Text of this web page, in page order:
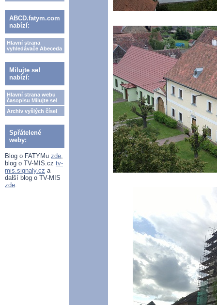
ABCD.fatym.com
nabízí:
Hlavní strana
vyhledávače Abeceda
Milujte se!
nabízí:
Hlavní strana webu
časopisu Milujte se!
Archiv vyšlých čísel
Spřátelené
weby:
Blog o FATYMu zde,
blog o TV-MIS.cz tv-
mis.signaly.cz a
další blog o TV-MIS
zde.